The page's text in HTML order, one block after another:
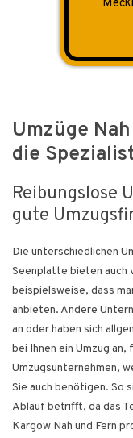
Umzüge
die
Reibungslose
gute
Die unterschiedlichen
Seenplatte bieten auch
beispielsweise, dass
anbieten. Andere
an oder haben sich
bei Ihnen ein Umzug
Umzugsunternehmen,
Sie auch benötigen. So
Ablauf betrifft, da das
Kargow Nah und Fern